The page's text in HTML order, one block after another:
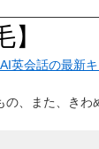
英会話の最新
、また、きわ